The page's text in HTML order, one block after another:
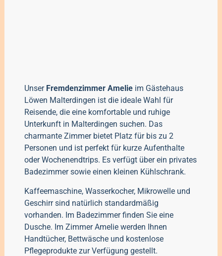
Unser Fremdenzimmer Amelieim Gästehaus
Löwen Malterdingen ist die ideale Wahl für
Reisende, die eine komfortable und ruhige
Unterkunft in Malterdingen suchen. Das
charmante Zimmer bietet Platz für bis zu 2
Personen und ist perfekt für kurze Aufenthalte
oder Wochenendtrips. Es verfügt über ein privates
Badezimmer sowie einen kleinen Kühlschrank.
Kaffeemaschine, Wasserkocher, Mikrowelle und
Geschirr sind natürlich standardmäßig
vorhanden. Im Badezimmer finden Sie eine
Dusche. Im Zimmer Amelie werden Ihnen
Handtücher, Bettwäsche und kostenlose
Pflegeprodukte zur Verfügung gestellt.